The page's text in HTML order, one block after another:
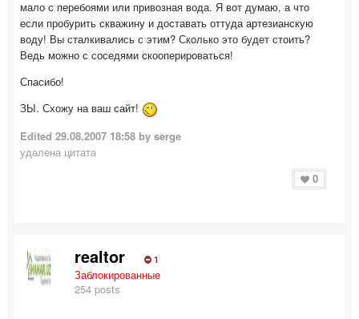
мало с перебоями или привозная вода. Я вот думаю, а что
если пробурить скважину и доставать оттуда артезианскую
воду! Вы сталкивались с этим? Сколько это будет стоить?
Ведь можно с соседями скооперироваться!
Спасибо!
ЗЫ. Схожу на ваш сайт!
Edited 29.08.2007 18:58 by serge
удалена цитата
0
realtor 1
Заблокированные
254 posts